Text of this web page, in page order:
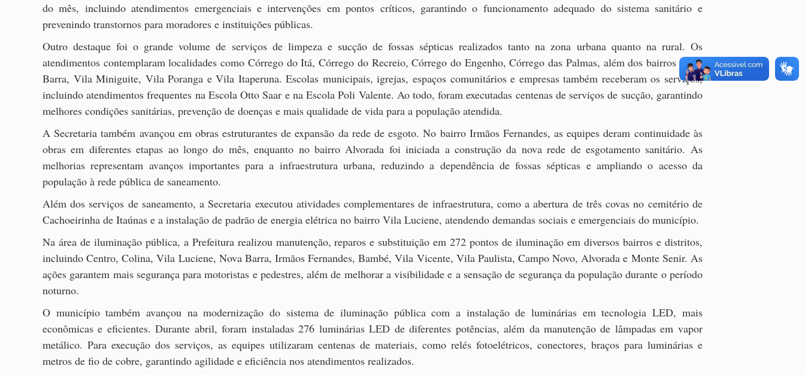
do mês, incluindo atendimentos emergenciais e intervenções em pontos críticos, garantindo o funcionamento adequado do sistema sanitário e
prevenindo transtornos para moradores e instituições públicas.
Outro destaque foi o grande volume de serviços de limpeza e sucção de fossas sépticas realizados tanto na zona urbana quanto na rural. Os
atendimentos contemplaram localidades como Córrego do Itá, Córrego do Recreio, Córrego do Engenho, Córrego das Palmas, além dos bairros Nova
Barra, Vila Miniguite, Vila Poranga e Vila Itaperuna. Escolas municipais, igrejas, espaços comunitários e empresas também receberam os serviços,
incluindo atendimentos frequentes na Escola Otto Saar e na Escola Poli Valente. Ao todo, foram executadas centenas de serviços de sucção, garantindo
melhores condições sanitárias, prevenção de doenças e mais qualidade de vida para a população atendida.
A Secretaria também avançou em obras estruturantes de expansão da rede de esgoto. No bairro Irmãos Fernandes, as equipes deram continuidade às
obras em diferentes etapas ao longo do mês, enquanto no bairro Alvorada foi iniciada a construção da nova rede de esgotamento sanitário. As
melhorias representam avanços importantes para a infraestrutura urbana, reduzindo a dependência de fossas sépticas e ampliando o acesso da
população à rede pública de saneamento.
Além dos serviços de saneamento, a Secretaria executou atividades complementares de infraestrutura, como a abertura de três covas no cemitério de
Cachoeirinha de Itaúnas e a instalação de padrão de energia elétrica no bairro Vila Luciene, atendendo demandas sociais e emergenciais do município.
Na área de iluminação pública, a Prefeitura realizou manutenção, reparos e substituição em 272 pontos de iluminação em diversos bairros e distritos,
incluindo Centro, Colina, Vila Luciene, Nova Barra, Irmãos Fernandes, Bambé, Vila Vicente, Vila Paulista, Campo Novo, Alvorada e Monte Senir. As
ações garantem mais segurança para motoristas e pedestres, além de melhorar a visibilidade e a sensação de segurança da população durante o período
noturno.
O município também avançou na modernização do sistema de iluminação pública com a instalação de luminárias em tecnologia LED, mais
econômicas e eficientes. Durante abril, foram instaladas 276 luminárias LED de diferentes potências, além da manutenção de lâmpadas em vapor
metálico. Para execução dos serviços, as equipes utilizaram centenas de materiais, como relés fotoelétricos, conectores, braços para luminárias e
metros de fio de cobre, garantindo agilidade e eficiência nos atendimentos realizados.